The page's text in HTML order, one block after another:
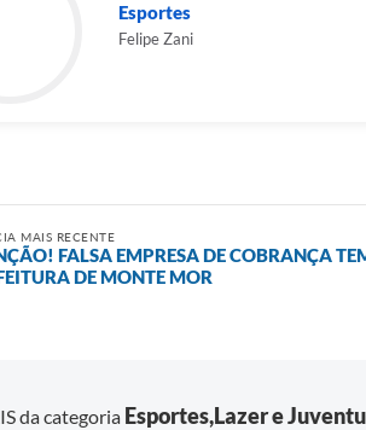
Esportes
Felipe Zani
MAIS RECENTE
FALSA EMPRESA DE COBRANÇA
DE MONTE MOR
da categoria Esportes,Lazer e